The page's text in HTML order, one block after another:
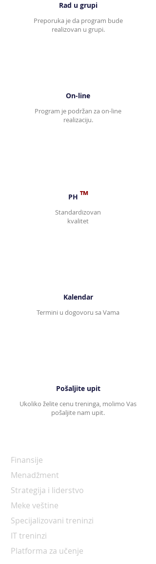
Rad u grupi
Preporuka je da program bude
realizovan u grupi.
On-line
Program je podržan za on-line
realizaciju.
PH ™
Standardizovan
kvalitet
Kalendar
Termini u dogovoru sa Vama
Pošaljite upit
Ukoliko želite cenu treninga, molimo Vas
pošaljite nam upit.
Finansije
Menadžment
Strategija i liderstvo
Meke veštine
Specijalizovani treninzi
IT treninzi
Platforma za učenje